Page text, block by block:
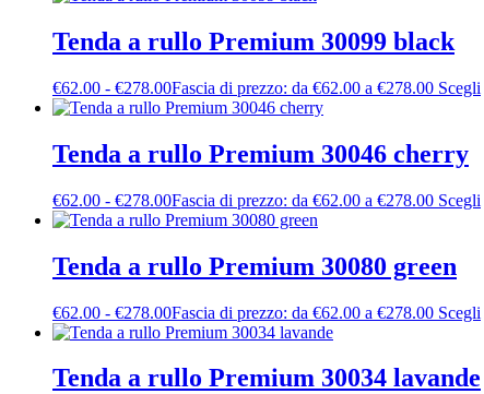
Tenda a rullo Premium 30099 black
€62.00 - €278.00Fascia di prezzo: da €62.00 a €278.00 Scegli
Tenda a rullo Premium 30046 cherry
€62.00 - €278.00Fascia di prezzo: da €62.00 a €278.00 Scegli
Tenda a rullo Premium 30080 green
€62.00 - €278.00Fascia di prezzo: da €62.00 a €278.00 Scegli
Tenda a rullo Premium 30034 lavande